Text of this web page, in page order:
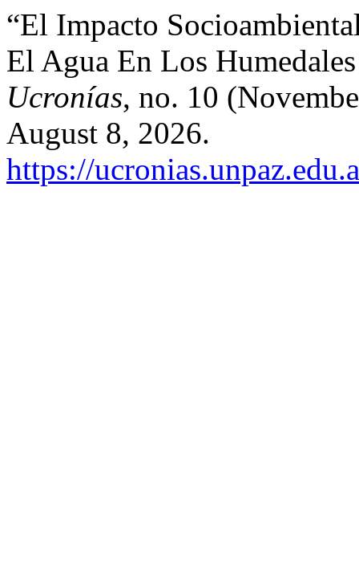
“El Impacto
El Agua En Los
Ucronías, no. 10
August 8, 2026.
https://